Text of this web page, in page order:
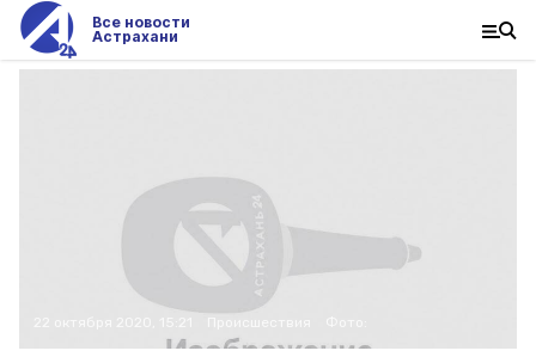
Все новости
Астрахани